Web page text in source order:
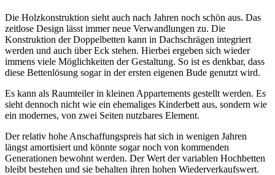
Die Holzkonstruktion sieht auch nach Jahren noch schön aus. Das
zeitlose Design lässt immer neue Verwandlungen zu. Die
Konstruktion der Doppelbetten kann in Dachschrägen integriert
werden und auch über Eck stehen. Hierbei ergeben sich wieder
immens viele Möglichkeiten der Gestaltung. So ist es denkbar, dass
diese Bettenlösung sogar in der ersten eigenen Bude genutzt wird.
Es kann als Raumteiler in kleinen Appartements gestellt werden. Es
sieht dennoch nicht wie ein ehemaliges Kinderbett aus, sondern wie
ein modernes, von zwei Seiten nutzbares Element.
Der relativ hohe Anschaffungspreis hat sich in wenigen Jahren
längst amortisiert und könnte sogar noch von kommenden
Generationen bewohnt werden. Der Wert der variablen Hochbetten
bleibt bestehen und sie behalten ihren hohen Wiederverkaufswert.